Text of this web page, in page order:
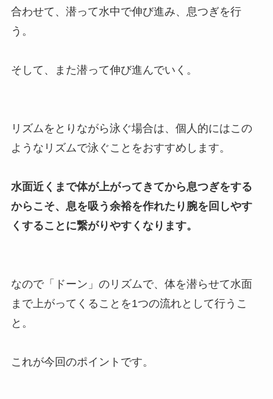
合わせて、潜って水中で伸び進み、息つぎを行
う。
そして、また潜って伸び進んでいく。
リズムをとりながら泳ぐ場合は、個人的にはこの
ようなリズムで泳ぐことをおすすめします。
水面近くまで体が上がってきてから息つぎをする
からこそ、息を吸う余裕を作れたり腕を回しやす
くすることに繋がりやすくなります。
なので「ドーン」のリズムで、体を潜らせて水面
まで上がってくることを1つの流れとして行うこ
と。
これが今回のポイントです。